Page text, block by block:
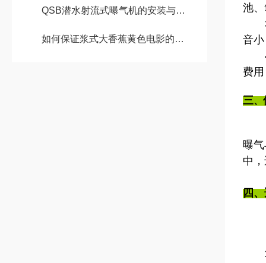
QSB潜水射流式曝气机的安装与调试
如何保证浆式大香蕉黄色电影的使用？
池
3
音
4
费
三、
曝
中
四
1